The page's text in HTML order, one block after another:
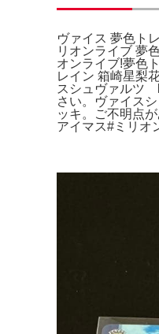
ヴァイス 夢色ト
リオンライブ
オンライブ!夢色
レイン 箱崎星梨
スシュヴァルツ
さい。ヴァイス
ッキ。ご不明点
アイマス#ミリオ